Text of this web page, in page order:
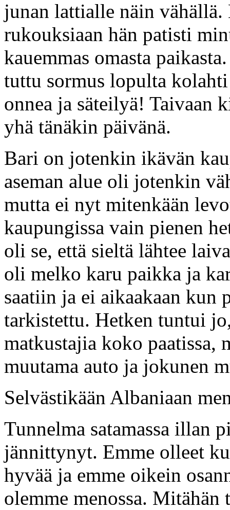
junan lattialle näin vähällä.
rukouksiaan hän patisti
kauemmas omasta
tuttu sormus lopulta
onnea ja säteilyä! Taivaan
yhä tänäkin päivänä.
Bari on jotenkin ikävän
aseman alue oli jotenkin
mutta ei nyt mitenkään
kaupungissa vain pienen
oli se, että sieltä lähtee
oli melko karu paikka ja
saatiin ja ei aikaakaan kun
tarkistettu. Hetken tuntui
matkustajia koko paatissa,
muutama auto ja jokunen
Selvästikään Albaniaan
Tunnelma satamassa illan
jännittynyt. Emme olleet
hyvää ja emme oikein
olemme menossa. Mitähän